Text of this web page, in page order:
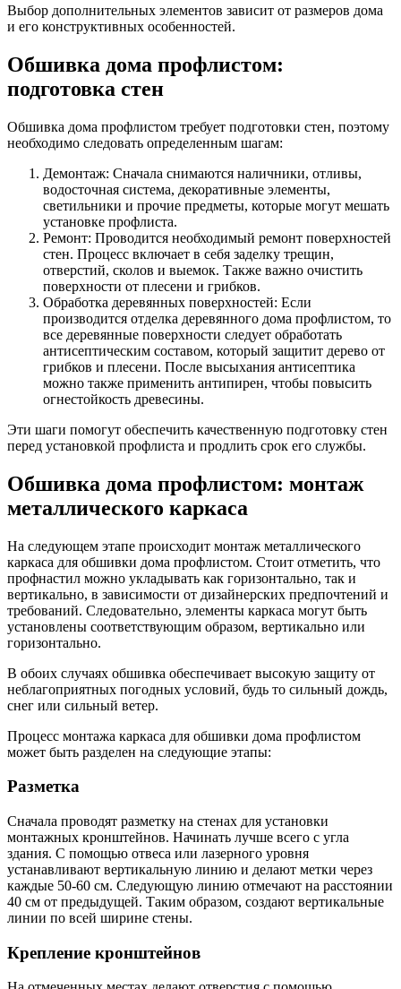
Выбор дополнительных элементов зависит от размеров дома
и его конструктивных особенностей.
Обшивка дома профлистом:
подготовка стен
Обшивка дома профлистом требует подготовки стен, поэтому
необходимо следовать определенным шагам:
Демонтаж: Сначала снимаются наличники, отливы,
водосточная система, декоративные элементы,
светильники и прочие предметы, которые могут мешать
установке профлиста.
Ремонт: Проводится необходимый ремонт поверхностей
стен. Процесс включает в себя заделку трещин,
отверстий, сколов и выемок. Также важно очистить
поверхности от плесени и грибков.
Обработка деревянных поверхностей: Если
производится отделка деревянного дома профлистом, то
все деревянные поверхности следует обработать
антисептическим составом, который защитит дерево от
грибков и плесени. После высыхания антисептика
можно также применить антипирен, чтобы повысить
огнестойкость древесины.
Эти шаги помогут обеспечить качественную подготовку стен
перед установкой профлиста и продлить срок его службы.
Обшивка дома профлистом: монтаж
металлического каркаса
На следующем этапе происходит монтаж металлического
каркаса для обшивки дома профлистом. Стоит отметить, что
профнастил можно укладывать как горизонтально, так и
вертикально, в зависимости от дизайнерских предпочтений и
требований. Следовательно, элементы каркаса могут быть
установлены соответствующим образом, вертикально или
горизонтально.
В обоих случаях обшивка обеспечивает высокую защиту от
неблагоприятных погодных условий, будь то сильный дождь,
снег или сильный ветер.
Процесс монтажа каркаса для обшивки дома профлистом
может быть разделен на следующие этапы:
Разметка
Сначала проводят разметку на стенах для установки
монтажных кронштейнов. Начинать лучше всего с угла
здания. С помощью отвеса или лазерного уровня
устанавливают вертикальную линию и делают метки через
каждые 50-60 см. Следующую линию отмечают на расстоянии
40 см от предыдущей. Таким образом, создают вертикальные
линии по всей ширине стены.
Крепление кронштейнов